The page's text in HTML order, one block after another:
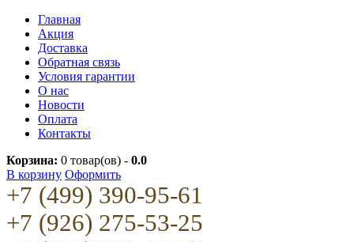
Главная
Акция
Доставка
Обратная связь
Условия гарантии
О нас
Новости
Оплата
Контакты
Корзина: 0 товар(ов) - 0.0
В корзину Оформить
+7 (499) 390-95-61
+7 (926) 275-53-25